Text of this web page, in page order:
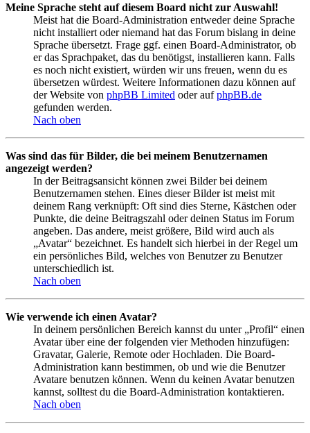
Meine Sprache steht auf diesem Board nicht zur Auswahl!
Meist hat die Board-Administration entweder deine Sprache
nicht installiert oder niemand hat das Forum bislang in deine
Sprache übersetzt. Frage ggf. einen Board-Administrator, ob
er das Sprachpaket, das du benötigst, installieren kann. Falls
es noch nicht existiert, würden wir uns freuen, wenn du es
übersetzen würdest. Weitere Informationen dazu können auf
der Website von phpBB Limited oder aufphpBB.de
gefunden werden.
Nach oben
Was sind das für Bilder, die bei meinem Benutzernamen
angezeigt werden?
In der Beitragsansicht können zwei Bilder bei deinem
Benutzernamen stehen. Eines dieser Bilder ist meist mit
deinem Rang verknüpft: Oft sind dies Sterne, Kästchen oder
Punkte, die deine Beitragszahl oder deinen Status im Forum
angeben. Das andere, meist größere, Bild wird auch als
„Avatar“ bezeichnet. Es handelt sich hierbei in der Regel um
ein persönliches Bild, welches von Benutzer zu Benutzer
unterschiedlich ist.
Nach oben
Wie verwende ich einen Avatar?
In deinem persönlichen Bereich kannst du unter „Profil“ einen
Avatar über eine der folgenden vier Methoden hinzufügen:
Gravatar, Galerie, Remote oder Hochladen. Die Board-
Administration kann bestimmen, ob und wie die Benutzer
Avatare benutzen können. Wenn du keinen Avatar benutzen
kannst, solltest du die Board-Administration kontaktieren.
Nach oben